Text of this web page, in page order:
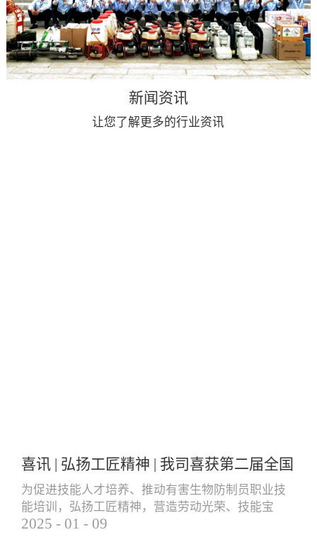
新闻资讯
让您了解更多的行业资讯
喜讯 | 弘扬工匠精神 | 我司喜获第二届全国
有害生物防制员职业技能大赛团体三等奖
个人一等奖
为促进技能人才培养、推动有害生物防制员职业技
能培训，弘扬工匠精神，营造劳动光荣、技能宝
贵、创造伟大的社会风气，更好地服务就业创业和
2025 - 01 - 09